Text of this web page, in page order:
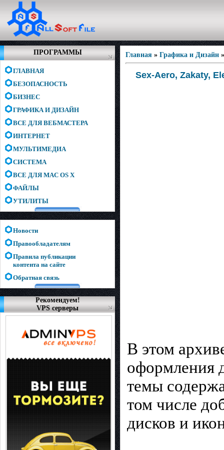
ПРОГРАММЫ
ГЛАВНАЯ
БЕЗОПАСНОСТЬ
БИЗНЕС
ГРАФИКА И ДИЗАЙН
ВСЕ ДЛЯ ВЕБМАСТЕРА
ИНТЕРНЕТ
МУЛЬТИМЕДИА
СИСТЕМА
ВСЕ ДЛЯ MAC OS X
ФАЙЛЫ
УТИЛИТЫ
Новости
Правообладателям
Правила публикации
контента на сайте
Обратная связь
Рекомендуем!
VPS серверы
Главная » Графика и Дизайн
Sex-Aero, Zakaty,
В этом
оформления
темы
том числе
дисков и